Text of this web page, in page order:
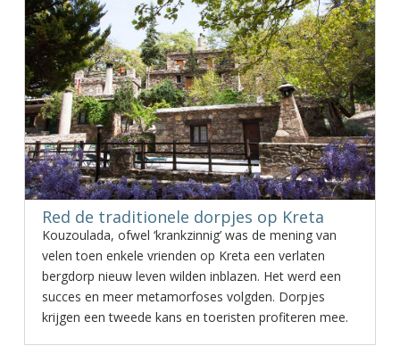
Red de traditionele dorpjes op Kreta
Kouzoulada, ofwel ‘krankzinnig’ was de mening van
velen toen enkele vrienden op Kreta een verlaten
bergdorp nieuw leven wilden inblazen. Het werd een
succes en meer metamorfoses volgden. Dorpjes
krijgen een tweede kans en toeristen profiteren mee.